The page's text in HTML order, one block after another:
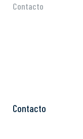
Contacto
Contacto